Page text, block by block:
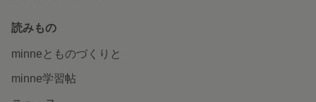
読みもの
minneとものづくりと
minne学習帖